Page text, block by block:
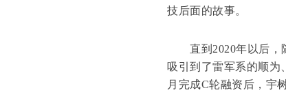
技后面的故事。
直到2020年以后，随
吸引到了雷军系的顺为
月完成C轮融资后，宇